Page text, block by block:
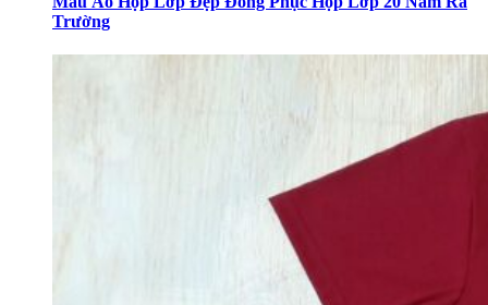
Trường